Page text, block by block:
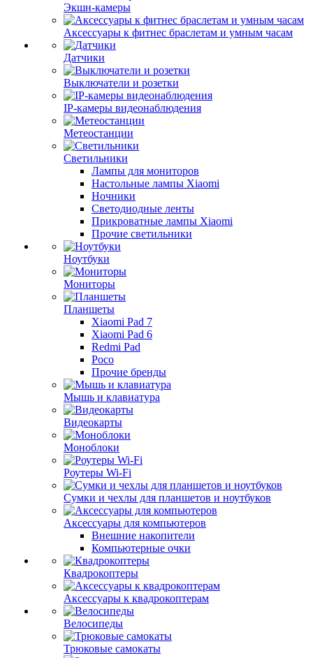
Экшн-камеры
Аксессуары к фитнес браслетам и умным часам
Датчики
Выключатели и розетки
IP-камеры видеонаблюдения
Метеостанции
Светильники
Лампы для мониторов
Настольные лампы Xiaomi
Ночники
Светодиодные ленты
Прикроватные лампы Xiaomi
Прочие светильники
Ноутбуки
Мониторы
Планшеты
Xiaomi Pad 7
Xiaomi Pad 6
Redmi Pad
Poco
Прочие бренды
Мышь и клавиатура
Видеокарты
Моноблоки
Роутеры Wi-Fi
Сумки и чехлы для планшетов и ноутбуков
Аксессуары для компьютеров
Внешние накопители
Компьютерные очки
Квадрокоптеры
Аксессуары к квадрокоптерам
Велосипеды
Трюковые самокаты